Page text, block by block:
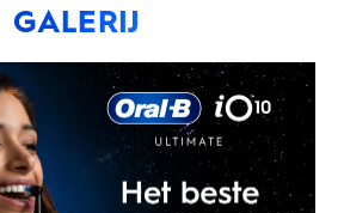
GALERIJ